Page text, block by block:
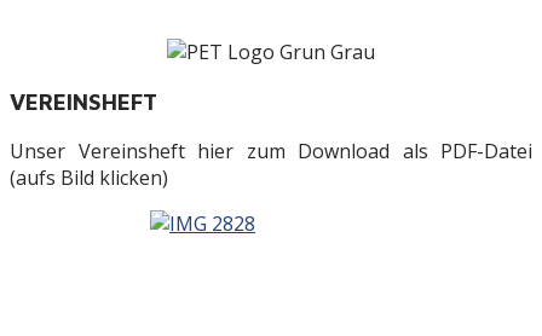
VEREINSHEFT
Unser Vereinsheft hier zum Download als PDF-Datei
(aufs Bild klicken)